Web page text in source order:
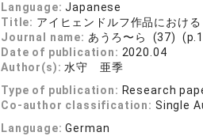
Language:Japanese
Title: アイヒェンドルフ作品におけ
Journal name: あうろ〜ら (37)
Date of publication: 2020.04
Author(s):水守 亜季
Type of publication: Research
Co-author classification: Single
Language:German